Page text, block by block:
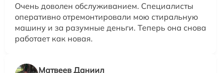
Очень доволен обслуживанием. Специалисты
оперативно отремонтировали мою стиральную
машину и за разумные деньги. Теперь она снова
работает как новая.
Матвеев Даниил